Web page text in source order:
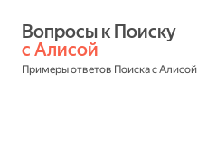
с Алисой
Примеры ответов Поиска с Алисой